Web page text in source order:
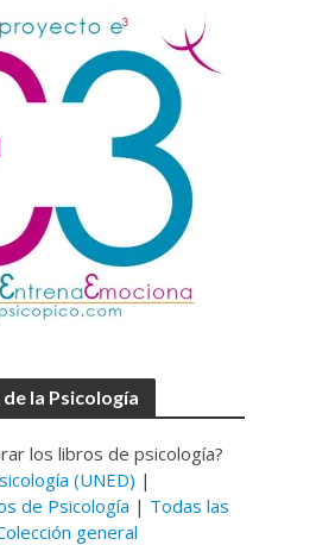
la Psicología
los libros de psicología?
(UNED) |
de Psicología | Todas las
general